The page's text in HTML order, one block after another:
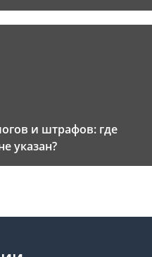
и штрафов: где
указан?